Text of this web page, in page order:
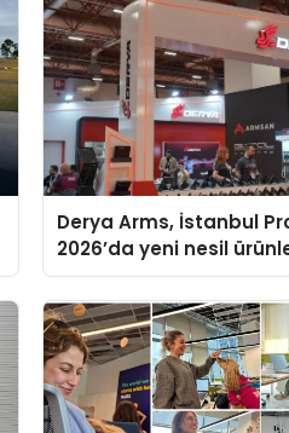
Derya Arms, İstanbul
2026’da yeni nesil
global marka vizyonunu
sergiledi